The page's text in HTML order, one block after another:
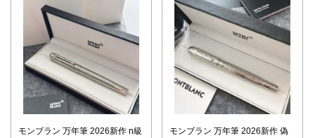
モンブラン 万年筆 2026新作 n級
モンブラン 万年筆 2026新作 偽